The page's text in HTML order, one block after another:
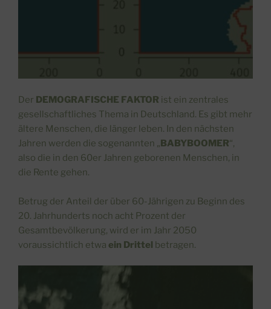
Der DEMOGRAFISCHE FAKTOR ist ein zentrales
gesellschaftliches Thema in Deutschland. Es gibt mehr
ältere Menschen, die länger leben. In den nächsten
Jahren werden die sogenannten „BABYBOOMER“,
also die in den 60er Jahren geborenen Menschen, in
die Rente gehen.
Betrug der Anteil der über 60-Jährigen zu Beginn des
20. Jahrhunderts noch acht Prozent der
Gesamtbevölkerung, wird er im Jahr 2050
voraussichtlich etwa ein Drittel betragen.